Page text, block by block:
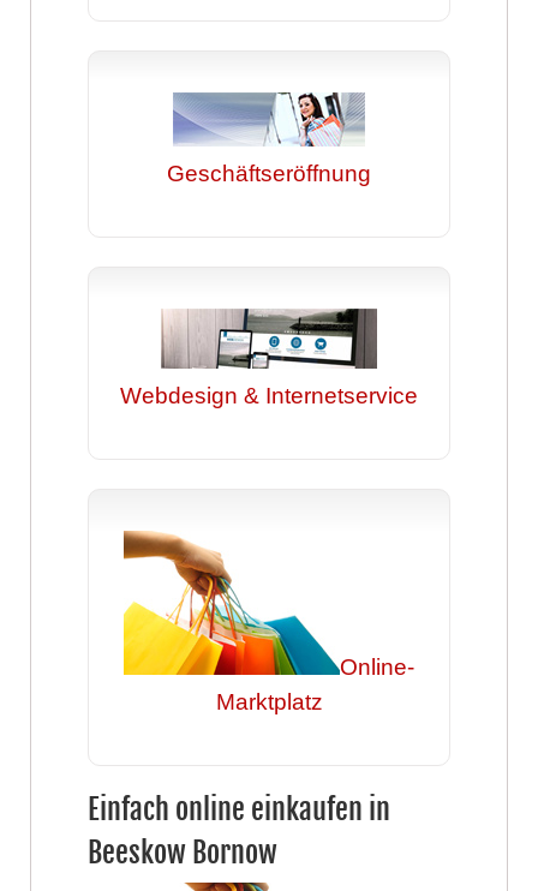
Geschäftseröffnung
Webdesign & Internetservice
Online-
Marktplatz
Einfach online einkaufen in
Beeskow Bornow